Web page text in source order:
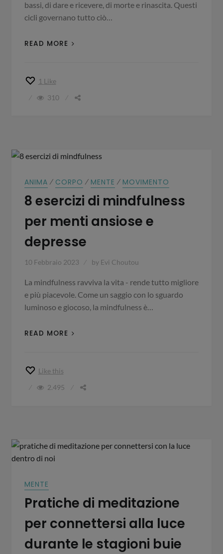
bassi, di dare e ricevere, di morte e rinascita. Questi
cicli governano tutto ciò…
READ MORE
1 Like
310
ANIMA ⁄ CORPO ⁄ MENTE ⁄ MOVIMENTO
8 esercizi di mindfulness
per menti ansiose e
depresse
10 Febbraio 2023 by Evi Choutou
La mindfulness ravviva la vita - rende tutto migliore
e più piacevole. Come un saggio con lo sguardo
luminoso e giocoso, la mindfulness è…
READ MORE
Like this
2.495
MENTE
Pratiche di meditazione
per connettersi alla luce
durante le stagioni buie